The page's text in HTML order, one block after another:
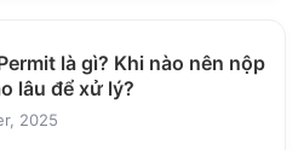
là gì? Khi nào nên nộp
lâu để xử lý?
2025